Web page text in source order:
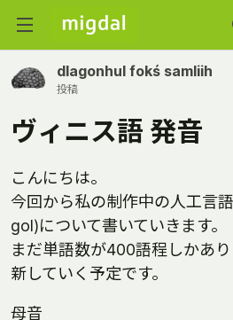
dlagonhul fokś samliih
投稿
ヴィニス語 発音
こんにちは。
今回から私の制作中の人工言
gol)について書いていきます。
まだ単語数が400語程しかあ
新していく予定です。
母音